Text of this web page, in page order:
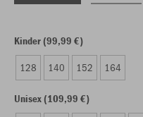
Kinder (99,99 €)
128 140 152 164
Unisex (109,99 €)